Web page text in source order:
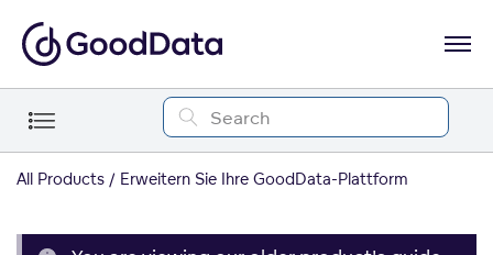
All Products Erweitern Sie Ihre GoodData-Plattform